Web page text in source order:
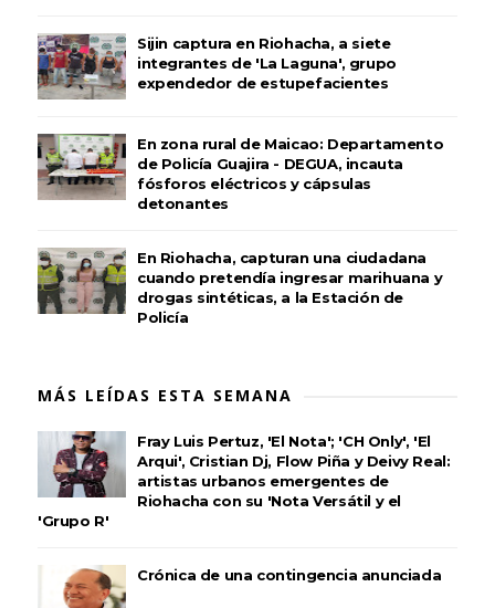
Sijin captura en Riohacha, a siete
integrantes de 'La Laguna', grupo
expendedor de estupefacientes
En zona rural de Maicao: Departamento
de Policía Guajira - DEGUA, incauta
fósforos eléctricos y cápsulas
detonantes
En Riohacha, capturan una ciudadana
cuando pretendía ingresar marihuana y
drogas sintéticas, a la Estación de
Policía
MÁS LEÍDAS ESTA SEMANA
Fray Luis Pertuz, 'El Nota'; 'CH Only', 'El
Arqui', Cristian Dj, Flow Piña y Deivy Real:
artistas urbanos emergentes de
Riohacha con su 'Nota Versátil y el
'Grupo R'
Crónica de una contingencia anunciada